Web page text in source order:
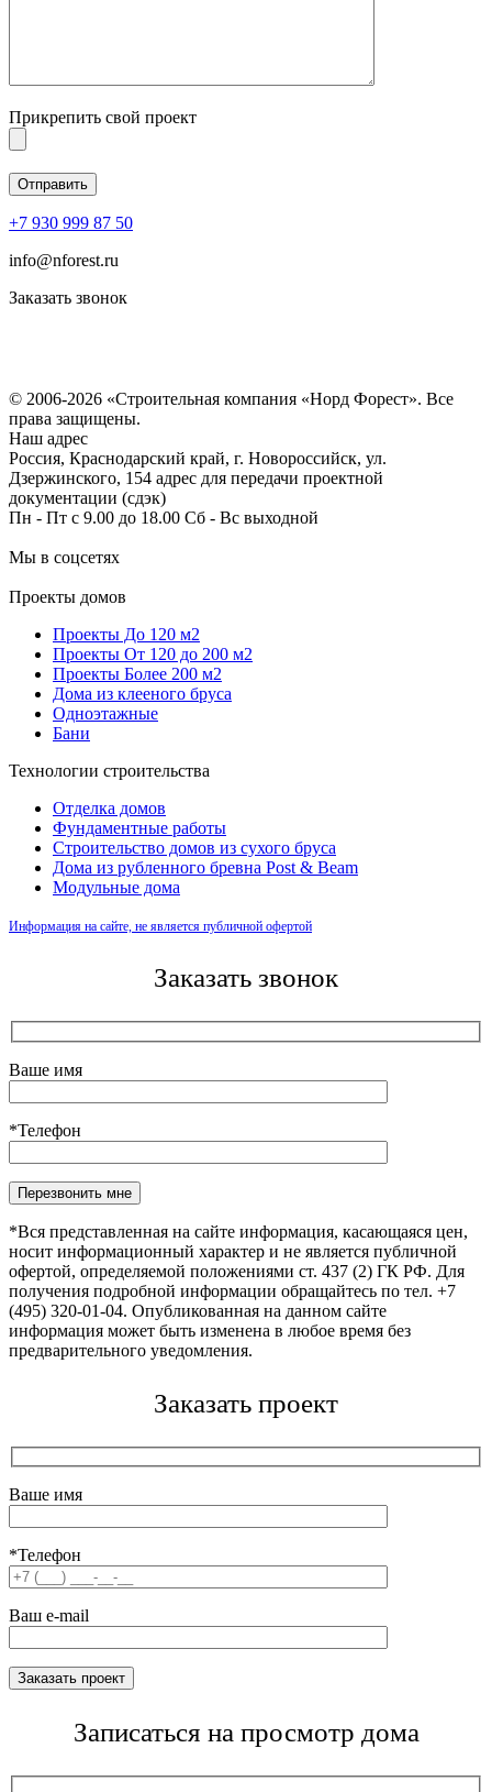
Прикрепить свой проект
+7 930 999 87 50
info@nforest.ru
Заказать звонок
© 2006-2026 «Строительная компания «Норд Форест». Все
права защищены.
Наш адрес
Россия, Краснодарский край, г. Новороссийск, ул.
Дзержинского, 154 адрес для передачи проектной
документации (сдэк)
Пн - Пт с 9.00 до 18.00 Сб - Вс выходной
Мы в соцсетях
Проекты домов
Проекты До 120 м2
Проекты От 120 до 200 м2
Проекты Более 200 м2
Дома из клееного бруса
Одноэтажные
Бани
Технологии строительства
Отделка домов
Фундаментные работы
Строительство домов из сухого бруса
Дома из рубленного бревна Post & Beam
Модульные дома
Информация на сайте, не является публичной офертой
Заказать звонок
Ваше имя
*Телефон
Оставьте это поле пустым.
*Вся представленная на сайте информация, касающаяся цен,
носит информационный характер и не является публичной
офертой, определяемой положениями ст. 437 (2) ГК РФ. Для
получения подробной информации обращайтесь по тел. +7
(495) 320-01-04. Опубликованная на данном сайте
информация может быть изменена в любое время без
предварительного уведомления.
Заказать проект
Ваше имя
*Телефон
Ваш e-mail
Записаться на просмотр дома